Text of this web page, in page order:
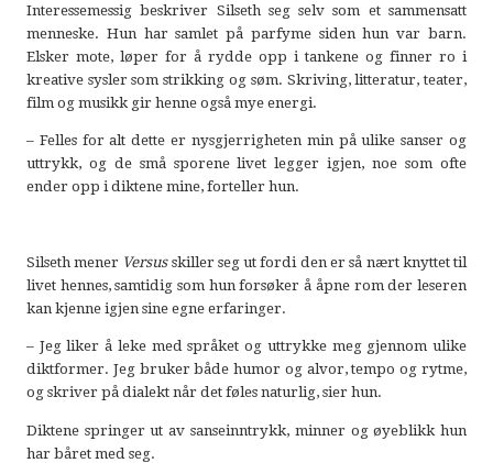
Interessemessig beskriver Silseth seg selv som et sammensatt
menneske. Hun har samlet på parfyme siden hun var barn.
Elsker mote, løper for å rydde opp i tankene og finner ro i
kreative sysler som strikking og søm. Skriving, litteratur, teater,
film og musikk gir henne også mye energi.
– Felles for alt dette er nysgjerrigheten min på ulike sanser og
uttrykk, og de små sporene livet legger igjen, noe som ofte
ender opp i diktene mine, forteller hun.
Silseth mener Versusskiller seg ut fordi den er så nært knyttet til
livet hennes, samtidig som hun forsøker å åpne rom der leseren
kan kjenne igjen sine egne erfaringer.
– Jeg liker å leke med språket og uttrykke meg gjennom ulike
diktformer. Jeg bruker både humor og alvor, tempo og rytme,
og skriver på dialekt når det føles naturlig, sier hun.
Diktene springer ut av sanseinntrykk, minner og øyeblikk hun
har båret med seg.